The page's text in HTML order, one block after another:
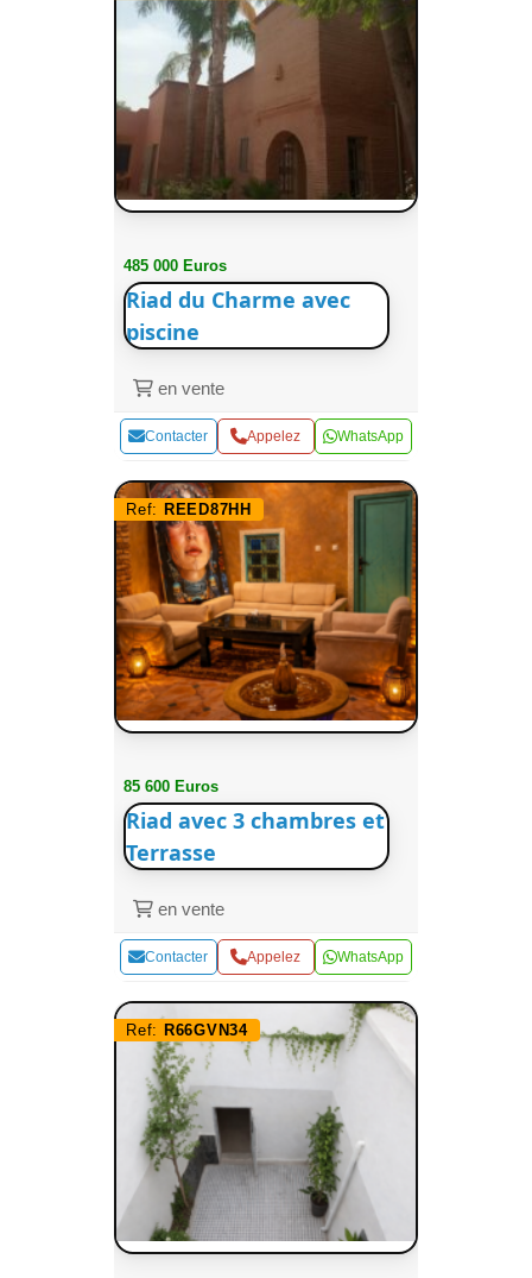
485 000 Euros
Riad du Charme avec
piscine
en vente
Contacter Appelez WhatsApp
Ref: REED87HH
85 600 Euros
Riad avec 3 chambres et
Terrasse
en vente
Contacter Appelez WhatsApp
Ref: R66GVN34